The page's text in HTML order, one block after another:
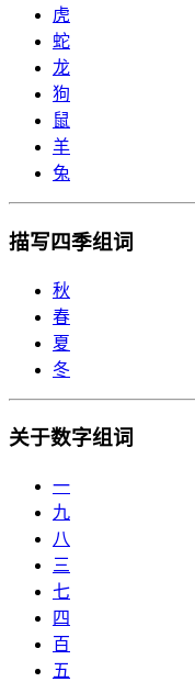
虎
蛇
龙
狗
鼠
羊
兔
描写四季组词
秋
春
夏
冬
关于数字组词
一
九
八
三
七
四
百
五